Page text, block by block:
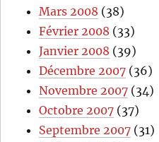
Mars 2008 (38)
Février 2008 (33)
Janvier 2008 (39)
Décembre 2007 (36)
Novembre 2007 (34)
Octobre 2007 (37)
Septembre 2007 (31)